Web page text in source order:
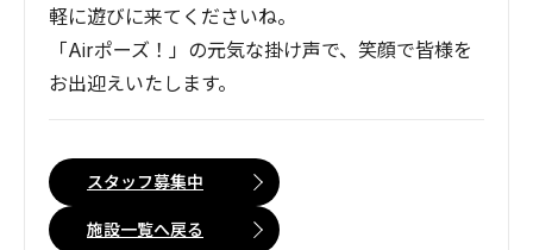
軽に遊びに来てくださいね。
「Airポーズ！」の元気な掛け声で、笑顔で皆様を
お出迎えいたします。
スタッフ募集中
施設一覧へ戻る